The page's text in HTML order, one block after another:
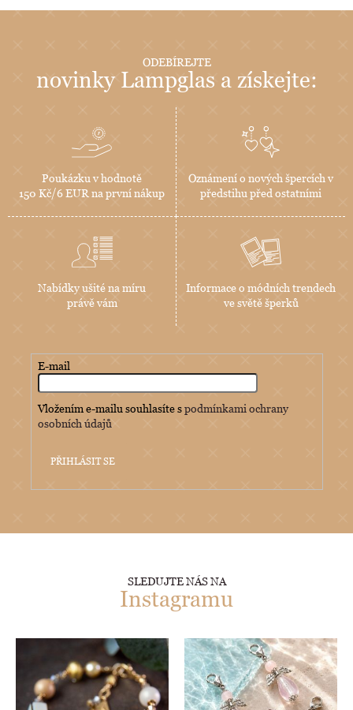
ODEBÍREJTE
novinky Lampglas a získejte:
Poukázku v hodnotě
150 Kč/6 EUR na první nákup
Oznámení o nových špercích v
předstihu před ostatními
Nabídky ušité na míru
právě vám
Informace o módních trendech
ve světě šperků
E-mail
Vložením e-mailu souhlasíte spodmínkami ochrany
osobních údajů
PŘIHLÁSIT SE
SLEDUJTE NÁS NA
Instagramu